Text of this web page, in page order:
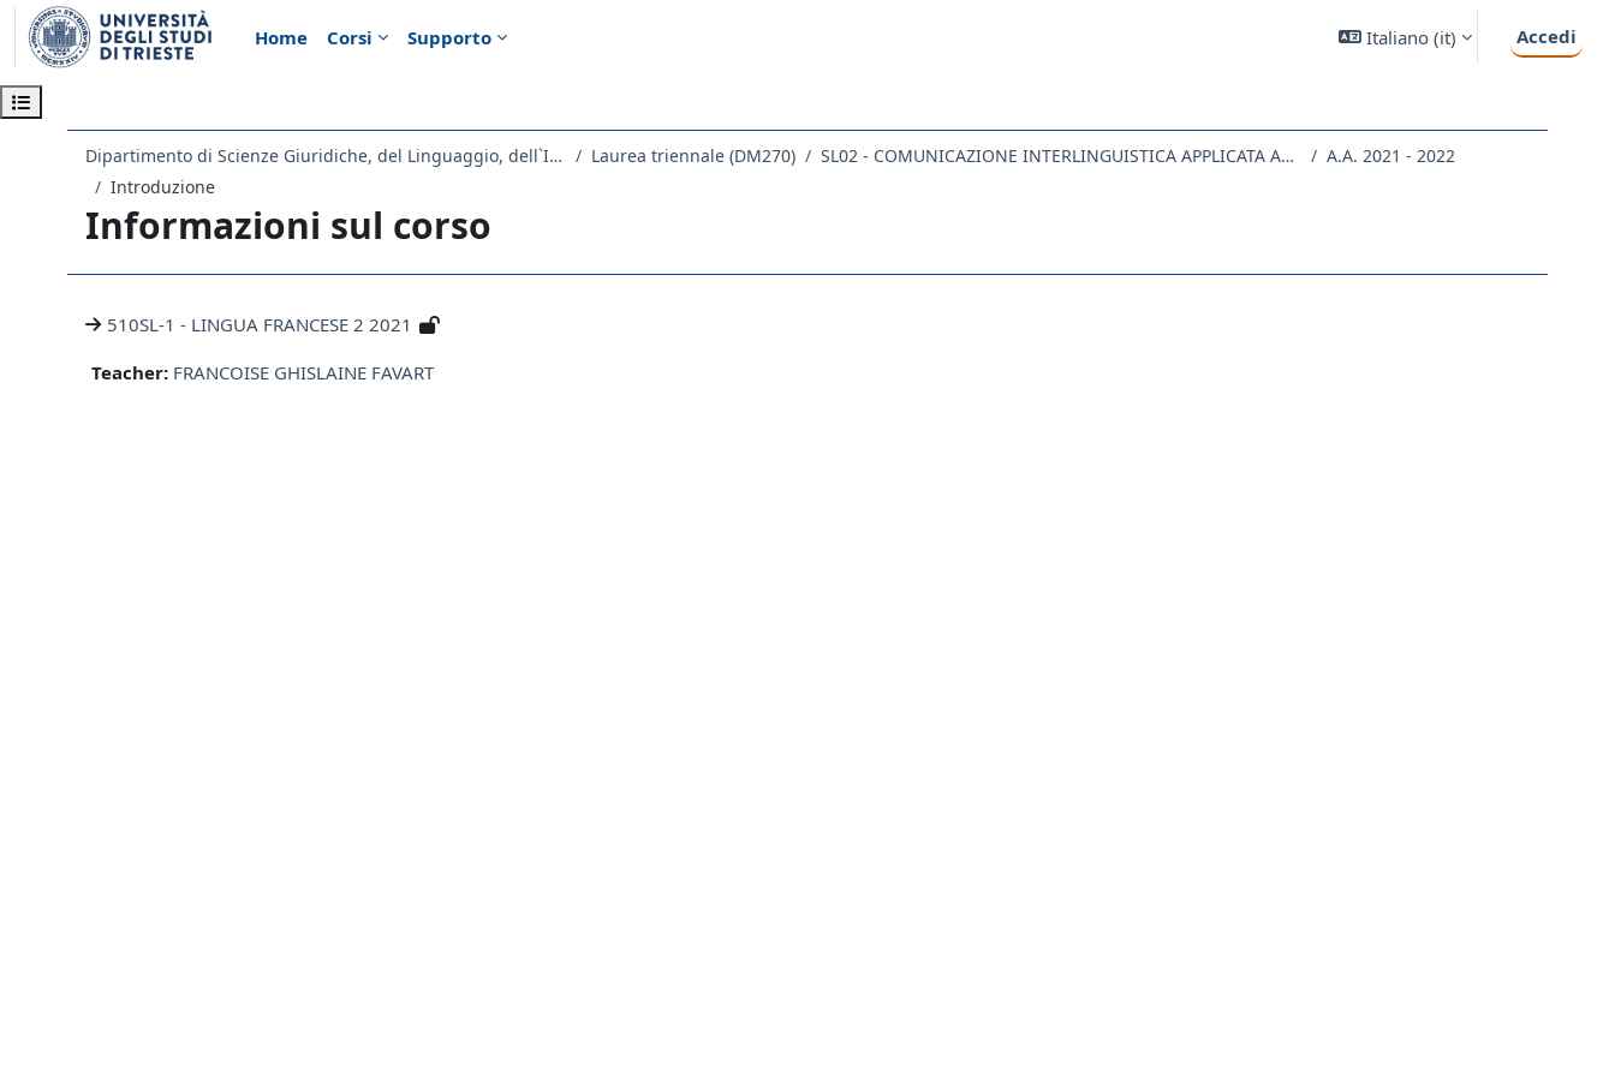
Vai al contenuto principale
Home
Corsi Supporto Italiano ‎(it)‎ Accedi
Apri indice del corso
Dipartimento di Scienze Giuridiche, del Linguaggio, dell`Interpretazione e della Traduzione Laurea triennale (DM270) SL02 - COMUNICAZIONE INTERLINGUISTICA APPLICATA ALLE PROFESSIONI GIURIDICHE
A.A. 2021 - 2022
Introduzione
Informazioni sul corso
510SL-1 - LINGUA FRANCESE 2 2021
Teacher: FRANCOISE GHISLAINE FAVART